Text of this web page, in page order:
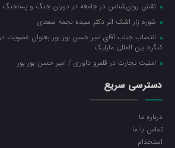
نقش روان‌شناس در جامعه در دوران جنگ و
شوره زار اشک اثر دکتر سیده نجمه سعدی
انتصاب جناب آقای امیر حسن بور بور بعنوان عضویت
کنگره بین المللی مارلیک
امنیت تجارت در قلمرو داوری / امیر حسن بور بور
دسترسی سریع
درباره ما
تماس با ما
استخدام